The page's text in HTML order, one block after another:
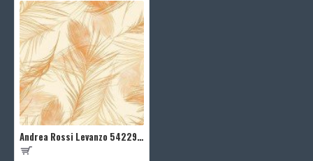
Andrea Rossi Levanzo 54229-3